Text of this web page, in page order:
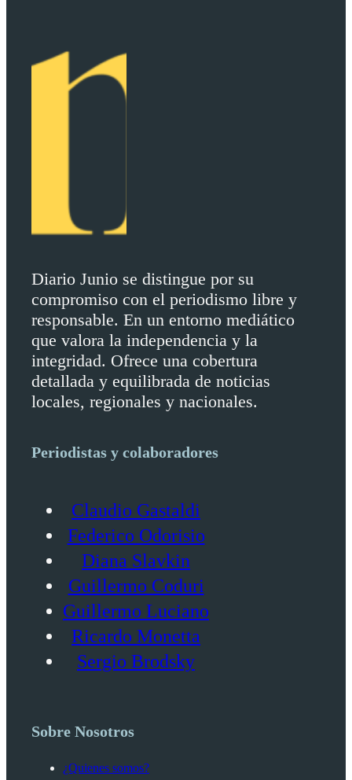
Diario Junio se distingue por su
compromiso con el periodismo libre y
responsable. En un entorno mediático
que valora la independencia y la
integridad. Ofrece una cobertura
detallada y equilibrada de noticias
locales, regionales y nacionales.
Periodistas y colaboradores
Claudio Gastaldi
Federico Odorisio
Diana Slavkin
Guillermo Coduri
Guillermo Luciano
Ricardo Monetta
Sergio Brodsky
Sobre Nosotros
¿Quienes somos?